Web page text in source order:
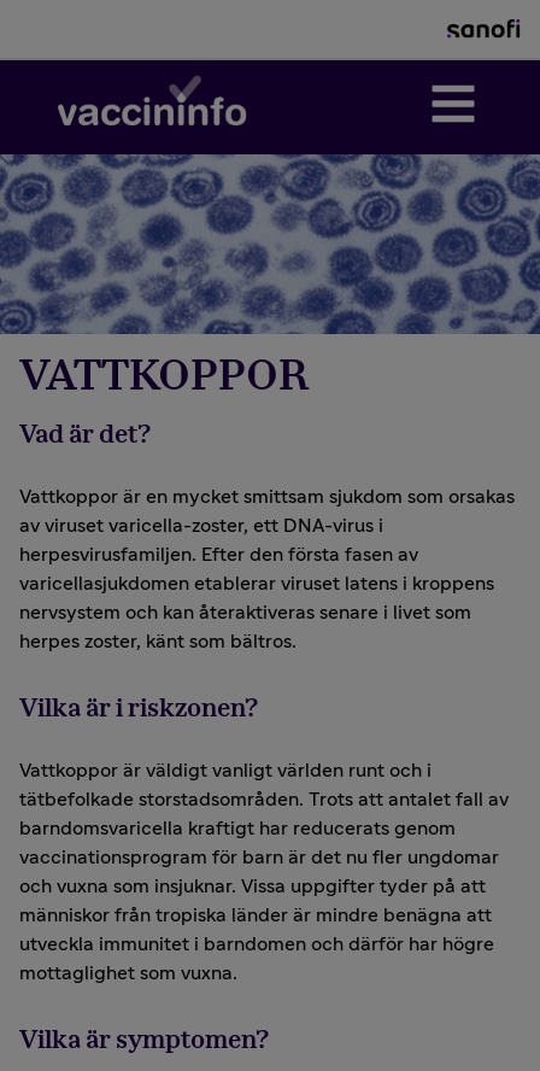
VATTKOPPOR
Vad är det?
Vattkoppor är en mycket smittsam sjukdom som orsakas
av viruset varicella-zoster, ett DNA-virus i
herpesvirusfamiljen. Efter den första fasen av
varicellasjukdomen etablerar viruset latens i kroppens
nervsystem och kan återaktiveras senare i livet som
herpes zoster, känt som bältros.
Vilka är i riskzonen?
Vattkoppor är väldigt vanligt världen runt och i
tätbefolkade storstadsområden. Trots att antalet fall av
barndomsvaricella kraftigt har reducerats genom
vaccinationsprogram för barn är det nu fler ungdomar
och vuxna som insjuknar. Vissa uppgifter tyder på att
människor från tropiska länder är mindre benägna att
utveckla immunitet i barndomen och därför har högre
mottaglighet som vuxna.
Vilka är symptomen?